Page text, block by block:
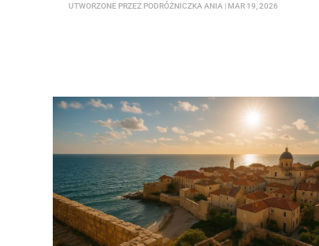
UTWORZONE PRZEZ PODRÓŻNICZKA ANIA | MAR 19, 2026